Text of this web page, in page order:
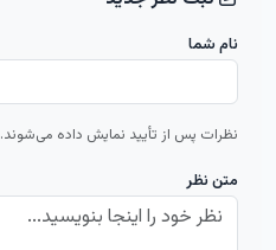
نام شما
نظرات پس از تأیید نمایش داده می‌شوند.
متن نظر